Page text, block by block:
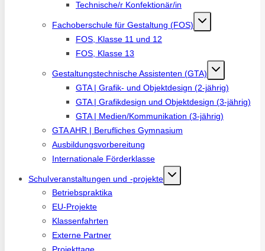
Technische/r Konfektionär/in
Fachoberschule für Gestaltung (FOS)
FOS, Klasse 11 und 12
FOS, Klasse 13
Gestaltungstechnische Assistenten (GTA)
GTA | Grafik- und Objektdesign (2-jährig)
GTA | Grafikdesign und Objektdesign (3-jährig)
GTA | Medien/Kommunikation (3-jährig)
GTA AHR | Berufliches Gymnasium
Ausbildungsvorbereitung
Internationale Förderklasse
Schulveranstaltungen und -projekte
Betriebspraktika
EU-Projekte
Klassenfahrten
Externe Partner